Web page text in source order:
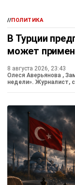
//ПОЛИТИКА
В Турции
может
8 августа 2026, 23:43
Олеся Аверьянова ,
недели». Журналист,